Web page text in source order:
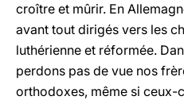
croître et mûrir. En
avant tout dirigés vers les
luthérienne et réformée.
perdons pas de vue nos
orthodoxes, même si